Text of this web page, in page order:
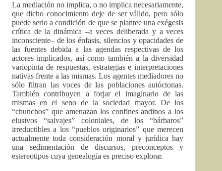
La mediación no implica, o no implica necesariamente,
que dicho conocimiento deje de ser válido, pero sólo
puede serlo a condición de que se plantee una exégesis
crítica de la dinámica –a veces deliberada y a veces
inconsciente– de los énfasis, silencios y opacidades de
las fuentes debida a las agendas respectivas de los
actores implicados, así como también a la diversidad
variopinta de respuestas, estrategias e interpretaciones
nativas frente a las mismas. Los agentes mediadores no
sólo filtran las voces de las poblaciones autóctonas.
También contribuyen a forjar el imaginario de las
mismas en el seno de la sociedad mayor. De los
“chunchos” que amenazan los confines andinos a los
elusivos “salvajes” coloniales, de los “bárbaros”
irreductibles a los “pueblos originarios” que merecen
actualmente toda consideración moral y jurídica hay
una sedimentación de discursos, preconceptos y
estereotipos cuya genealogía es preciso explorar.